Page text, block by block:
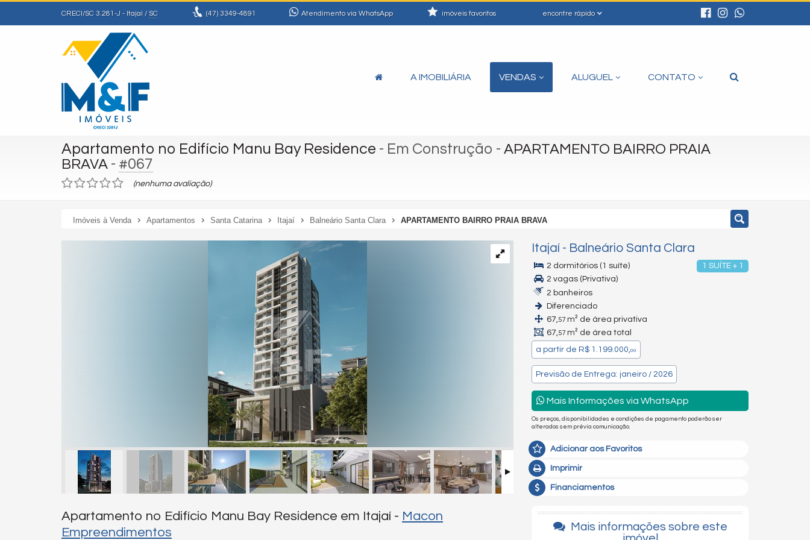
CRECI/SC 3.281-J - Itajaí / SC (47)3349-4891 Atendimento via WhatsApp encontre rápido
imóveis favoritos
A IMOBILIÁRIA VENDAS ALUGUEL CONTATO
Apartamento no Edifício Manu Bay Residence - Em Construção - APARTAMENTO BAIRRO PRAIA
BRAVA - #067
(nenhuma avaliação)
Imóveis à Venda Apartamentos Santa Catarina Itajaí Balneário Santa Clara APARTAMENTO BAIRRO PRAIA BRAVA
Itajaí - Balneário Santa Clara
1 SUÍTE + 1
2 dormitórios (1 suíte)
2 vagas (Privativa)
2 banheiros
Diferenciado
67,57 m² de área privativa
67,57 m² de área total
a partir de R$ 1.199.000,00
Previsão de Entrega: janeiro / 2026
Mais Informações via WhatsApp
Os preços, disponibilidades e condições de pagamento poderão ser
alterados sem prévia comunicação.
Adicionar aos Favoritos
Imprimir
Financiamentos
Apartamento no Edifício Manu Bay Residence em Itajaí - Macon
Empreendimentos
Mais informações sobre este